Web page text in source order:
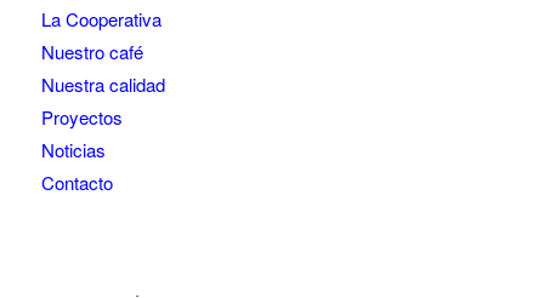
La Cooperativa
Nuestro café
Nuestra calidad
Proyectos
Noticias
Contacto